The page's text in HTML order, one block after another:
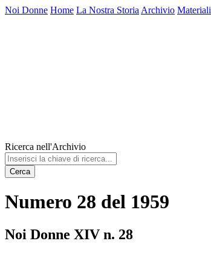
Noi Donne Home La Nostra Storia Archivio Materiali
Ricerca nell'Archivio
Cerca
Numero 28 del 1959
Noi Donne XIV n. 28